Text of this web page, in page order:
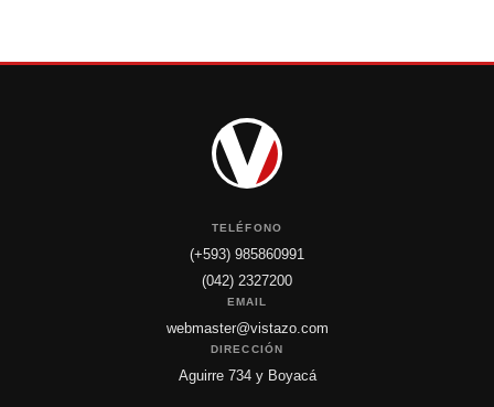
TELÉFONO
(+593) 985860991
(042) 2327200
EMAIL
webmaster@vistazo.com
DIRECCIÓN
Aguirre 734 y Boyacá